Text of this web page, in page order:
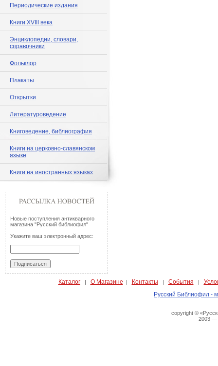
Периодические издания
Книги XVIII века
Энциклопедии, словари,
справочники
Фольклор
Плакаты
Открытки
Литературоведение
Книговедение, библиография
Книги на церковно-славянском
языке
Книги на иностранных языках
Новые поступления антикварного
магазина "Русский библиофил"
Укажите ваш электронный адрес:
Каталог| О Магазине | Контакты | События |
Русский Библиофил -
copyright ©
2003 —